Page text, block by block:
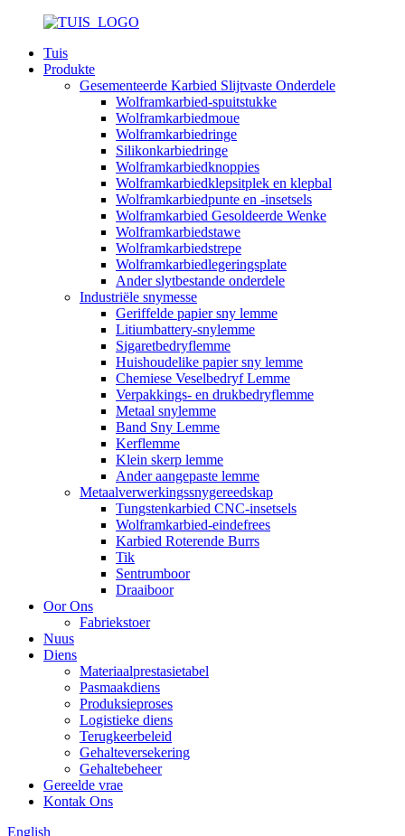
Tuis
Produkte
Gesementeerde Karbied Slijtvaste Onderdele
Wolframkarbied-spuitstukke
Wolframkarbiedmoue
Wolframkarbiedringe
Silikonkarbiedringe
Wolframkarbiedknoppies
Wolframkarbiedklepsitplek en klepbal
Wolframkarbiedpunte en -insetsels
Wolframkarbied Gesoldeerde Wenke
Wolframkarbiedstawe
Wolframkarbiedstrepe
Wolframkarbiedlegeringsplate
Ander slytbestande onderdele
Industriële snymesse
Geriffelde papier sny lemme
Litiumbattery-snylemme
Sigaretbedryflemme
Huishoudelike papier sny lemme
Chemiese Veselbedryf Lemme
Verpakkings- en drukbedryflemme
Metaal snylemme
Band Sny Lemme
Kerflemme
Klein skerp lemme
Ander aangepaste lemme
Metaalverwerkingssnygereedskap
Tungstenkarbied CNC-insetsels
Wolframkarbied-eindefrees
Karbied Roterende Burrs
Tik
Sentrumboor
Draaiboor
Oor Ons
Fabriekstoer
Nuus
Diens
Materiaalprestasietabel
Pasmaakdiens
Produksieproses
Logistieke diens
Terugkeerbeleid
Gehalteversekering
Gehaltebeheer
Gereelde vrae
Kontak Ons
English